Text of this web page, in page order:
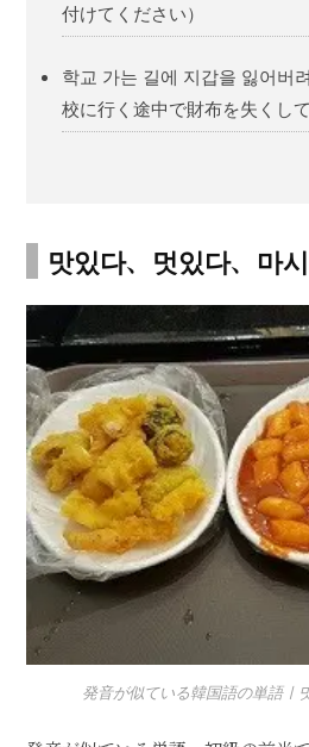
付けてください）
학교 가는 길에 지갑을 잃어버
校に行く途中で財布を失くし
맛있다、멋있다、마
発音が似ている韓国語の単語ㅣ